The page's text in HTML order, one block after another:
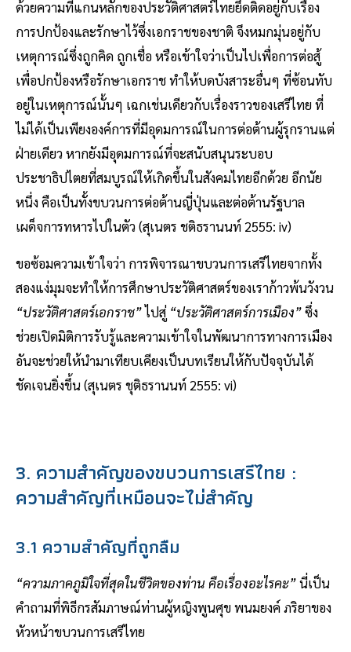
ด้วยความที่แกนหลักของประวัติศาสตร์ไทยยึดติดอยู่กับเรื่อง
การปกป้องและรักษาไว้ซึ่งเอกราชของชาติ จึงหมกมุ่นอยู่กับ
เหตุการณ์ซึ่งถูกคิด ถูกเชื่อ หรือเข้าใจว่าเป็นไปเพื่อการต่อสู้
เพื่อปกป้องหรือรักษาเอกราช ทำให้บดบังสาระอื่นๆ ที่ซ้อนทับ
อยู่ในเหตุการณ์นั้นๆ เฉกเช่นเดียวกับเรื่องราวของเสรีไทย ที่
ไม่ได้เป็นเพียงองค์การที่มีอุดมการณ์ในการต่อต้านผู้รุกรานแต่
ฝ่ายเดียว หากยังมีอุดมการณ์ที่จะสนับสนุนระบอบ
ประชาธิปไตยที่สมบูรณ์ให้เกิดขึ้นในสังคมไทยอีกด้วย อีกนัย
หนึ่ง คือเป็นทั้งขบวนการต่อต้านญี่ปุ่นและต่อต้านรัฐบาล
เผด็จการทหารไปในตัว (สุเนตร ชติธรานนท์ 2555: iv)
ขอซ้อมความเข้าใจว่า การพิจารณาขบวนการเสรีไทยจากทั้ง
สองแง่มุมจะทำให้การศึกษาประวัติศาสตร์ของเราก้าวพ้นวังวน
“ประวัติศาสตร์เอกราช”ไปสู่ “ประวัติศาสตร์การเมือง”ซึ่ง
ช่วยเปิดมิติการรับรู้และความเข้าใจในพัฒนาการทางการเมือง
อันจะช่วยให้นำมาเทียบเคียงเป็นบทเรียนให้กับปัจจุบันได้
ชัดเจนยิ่งขึ้น (สุเนตร ชุติธรานนท์ 2555: vi)
3. ความสำคัญของขบวนการเสรีไทย :
ความสำคัญที่เหมือนจะไม่สำคัญ
3.1 ความสำคัญที่ถูกลืม
“ความภาคภูมิใจที่สุดในชีวิตของท่าน คือเรื่องอะไรคะ”นี่เป็น
คำถามที่พิธีกรสัมภาษณ์ท่านผู้หญิงพูนศุข พนมยงค์ ภริยาของ
หัวหน้าขบวนการเสรีไทย